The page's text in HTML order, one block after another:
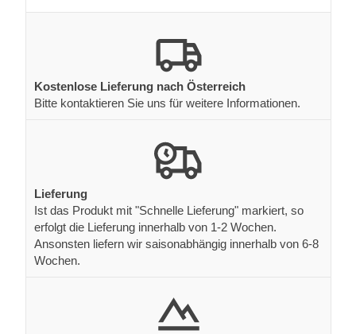
Kostenlose Lieferung nach Österreich
Bitte kontaktieren Sie uns für weitere Informationen.
Lieferung
Ist das Produkt mit "Schnelle Lieferung" markiert, so
erfolgt die Lieferung innerhalb von 1-2 Wochen.
Ansonsten liefern wir saisonabhängig innerhalb von 6-8
Wochen.